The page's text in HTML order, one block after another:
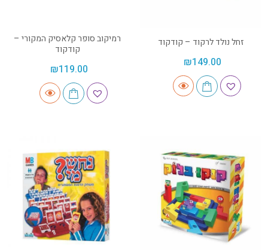
זחל נולד לרקוד – קודקוד
₪149.00
רמיקוב סופר קלאסיק המקורי –
קודקוד
₪119.00